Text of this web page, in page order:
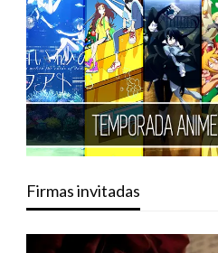
Firmas invitadas